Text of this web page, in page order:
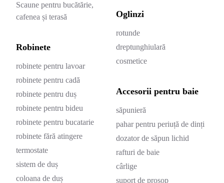
Scaune pentru bucătărie,
cafenea și terasă
Robinete
robinete pentru lavoar
robinete pentru cadă
robinete pentru duș
robinete pentru bideu
robinete pentru bucatarie
robinete fără atingere
termostate
sistem de duș
coloana de duș
Oglinzi
rotunde
dreptunghiulară
cosmetice
Accesorii pentru baie
săpunieră
pahar pentru periuță de dinți
dozator de săpun lichid
rafturi de baie
cârlige
suport de prosop